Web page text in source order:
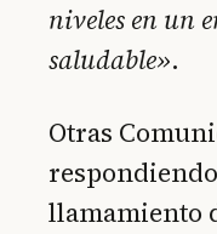
niveles en un
saludable».
Otras
llamamiento